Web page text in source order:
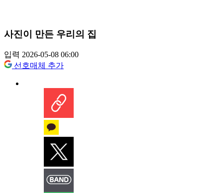
사진이 만든 우리의 집
입력 2026-05-08 06:00
선호매체 추가